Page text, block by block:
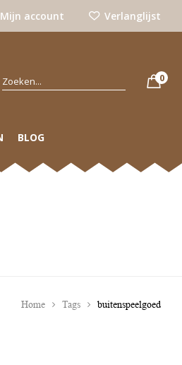
Mijn account Verlanglijst
0
BLOG
Home Tags buitenspeelgoed